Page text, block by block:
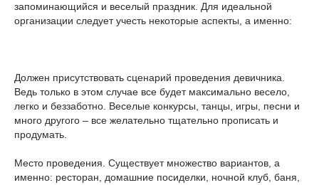
запоминающийся и веселый праздник. Для идеальной
организации следует учесть некоторые аспекты, а именно:
Должен присутствовать сценарий проведения девичника.
Ведь только в этом случае все будет максимально весело,
легко и беззаботно. Веселые конкурсы, танцы, игры, песни и
много другого – все желательно тщательно прописать и
продумать.
Место проведения. Существует множество вариантов, а
именно: ресторан, домашние посиделки, ночной клуб, баня,